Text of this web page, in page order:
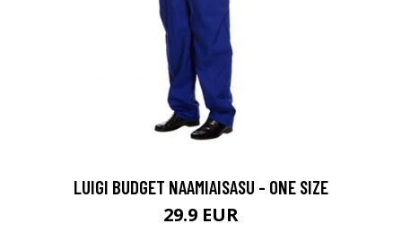
LUIGI BUDGET NAAMIAISASU - ONE SIZE
29.9 EUR